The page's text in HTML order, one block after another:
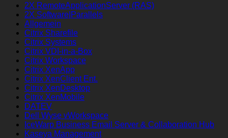
2X RemoteApplicationServer (RAS)
2X Software|Parallels
Allgemein
Citrix Sharefile
Citrix Systems
Citrix VDI-in-a-Box
Citrix Workspace
Citrix XenApp
Citrix XenClient Ent.
Citrix XenDesktop
Citrix XenMobile
DATEV
Dell Wyse vWorkspace
IceWarp Business Email Server & Collaboration Hub
Kaseya Management